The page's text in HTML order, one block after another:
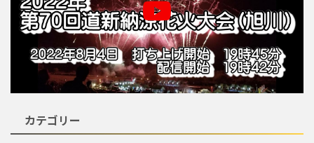
カテゴリー